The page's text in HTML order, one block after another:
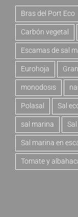
Bras del Port Eco
Carbón vegetal
Escamas de sal
Eurohoja
monodosis
Polasal Sal
sal marina
Sal marina en
Tomate y